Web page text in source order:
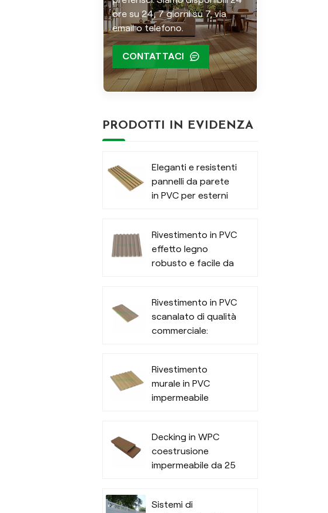
ore su 24, 7 giorni su 7, via
email o telefono.
CONTATTACI
PRODOTTI IN EVIDENZA
Eleganti e resistenti
pannelli da parete
in PVC per esterni
Rivestimento in PVC
effetto legno
robusto e facile da
Rivestimento in PVC
scanalato di qualità
commerciale:
impermeabile per
uso commerciale
all'aperto
Rivestimento
murale in PVC
impermeabile
interni
Decking in WPC
coestrusione
impermeabile da 25
Sistemi di